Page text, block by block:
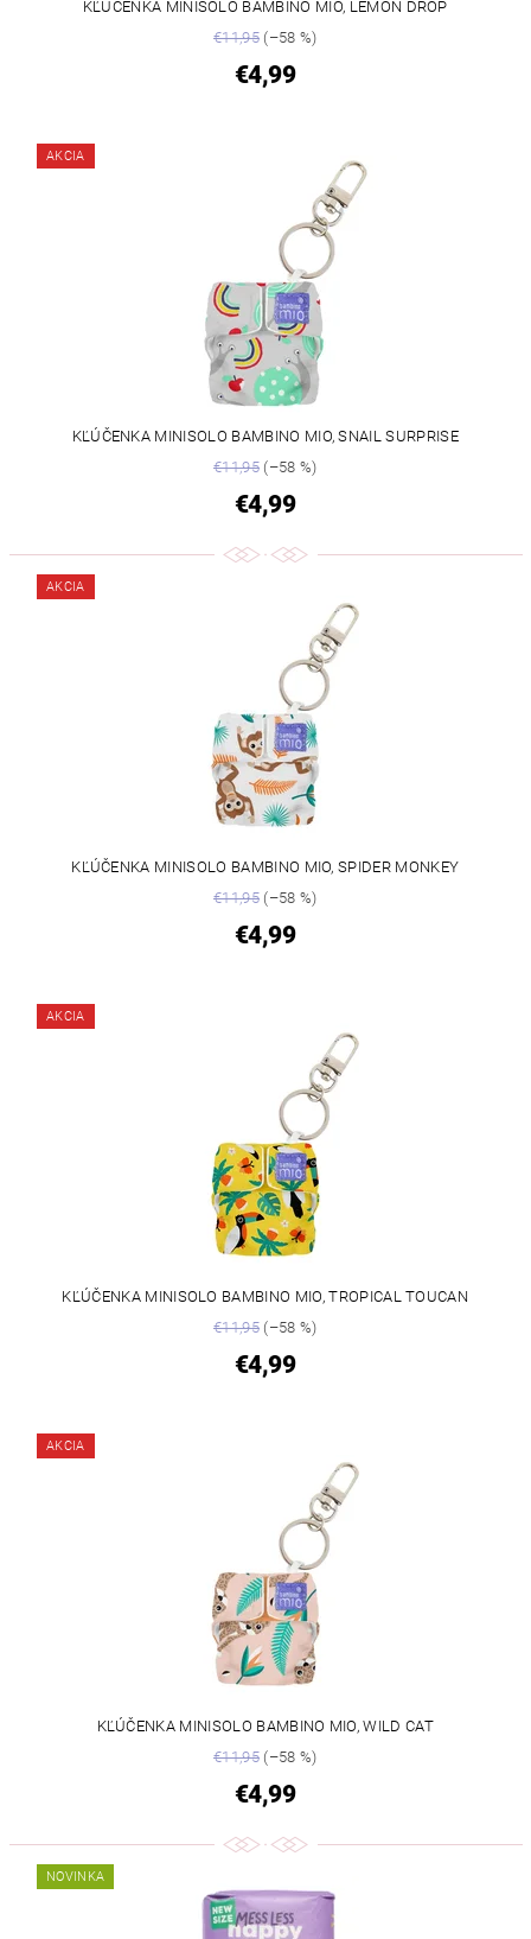
KĽÚČENKA MINISOLO BAMBINO MIO, LEMON DROP
€11,95(–58 %)
€4,99
AKCIA
KĽÚČENKA MINISOLO BAMBINO MIO, SNAIL SURPRISE
€11,95(–58 %)
€4,99
AKCIA
KĽÚČENKA MINISOLO BAMBINO MIO, SPIDER MONKEY
€11,95(–58 %)
€4,99
AKCIA
KĽÚČENKA MINISOLO BAMBINO MIO, TROPICAL TOUCAN
€11,95(–58 %)
€4,99
AKCIA
KĽÚČENKA MINISOLO BAMBINO MIO, WILD CAT
€11,95(–58 %)
€4,99
NOVINKA